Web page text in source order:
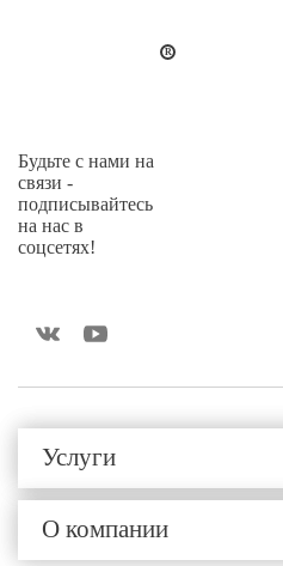
Будьте с нами на
связи -
подписывайтесь
на нас в
соцсетях!
Услуги
О компании